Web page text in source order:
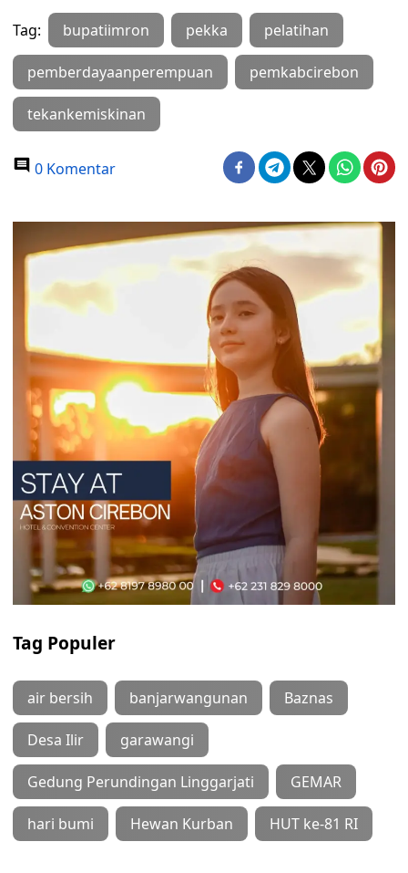
Tag: bupatiimron pekka pelatihan
pemberdayaanperempuan pemkabcirebon
tekankemiskinan
0 Komentar
Tag Populer
air bersih banjarwangunan Baznas
Desa Ilir garawangi
Gedung Perundingan Linggarjati GEMAR
hari bumi Hewan Kurban HUT ke-81 RI